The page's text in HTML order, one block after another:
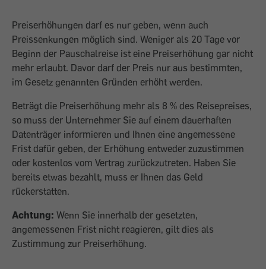
Preiserhöhungen darf es nur geben, wenn auch
Preissenkungen möglich sind. Weniger als 20 Tage vor
Beginn der Pauschalreise ist eine Preiserhöhung gar nicht
mehr erlaubt. Davor darf der Preis nur aus bestimmten,
im Gesetz genannten Gründen erhöht werden.
Beträgt die Preiserhöhung mehr als 8 % des Reisepreises,
so muss der Unternehmer Sie auf einem dauerhaften
Datenträger informieren und Ihnen eine angemessene
Frist dafür geben, der Erhöhung entweder zuzustimmen
oder kostenlos vom Vertrag zurückzutreten. Haben Sie
bereits etwas bezahlt, muss er Ihnen das Geld
rückerstatten.
Achtung: Wenn Sie innerhalb der gesetzten,
angemessenen Frist nicht reagieren, gilt dies als
Zustimmung zur Preiserhöhung.